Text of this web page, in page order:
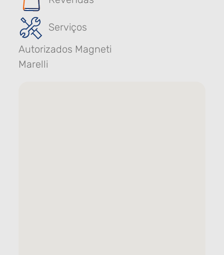
Serviços
Autorizados Magneti
Marelli